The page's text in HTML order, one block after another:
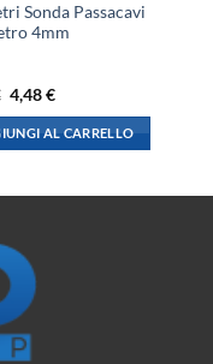
Sonda Passacavi
4mm
Il
prezzo
originale
era:
5,06 €.
4,48€Il
attuale
è:
4,48 €.
AL CARRELLO